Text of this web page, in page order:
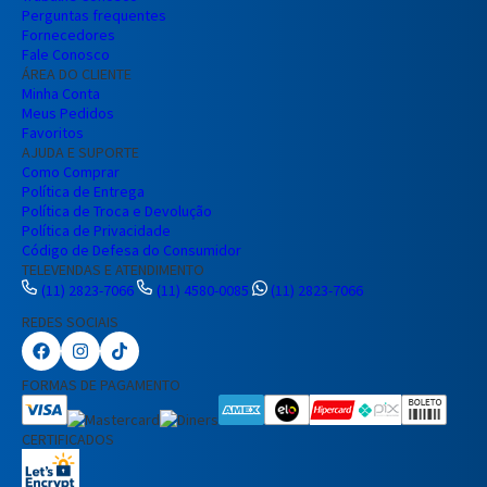
Perguntas frequentes
Fornecedores
Fale Conosco
ÁREA DO CLIENTE
Minha Conta
Meus Pedidos
Favoritos
AJUDA E SUPORTE
Como Comprar
Política de Entrega
Política de Troca e Devolução
Política de Privacidade
Código de Defesa do Consumidor
TELEVENDAS E ATENDIMENTO
(11) 2823-7066
(11) 4580-0085
(11) 2823-7066
REDES SOCIAIS
FORMAS DE PAGAMENTO
CERTIFICADOS
Nome Completo